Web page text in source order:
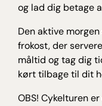
og lad dig betage
Den aktive
frokost, der
måltid og tag dig
kørt tilbage til dit
OBS! Cykelturen